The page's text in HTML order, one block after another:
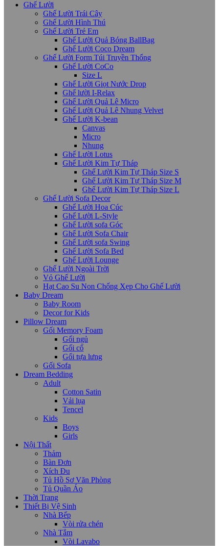
Ghế Lười
Ghế Lười Trái Cây
Ghế Lười Hình Thú
Ghế Lười Trẻ Em
Ghế Lười Quả Bóng BallBag
Ghế Lười Coco Dream
Ghế Lười Form Túi Truyền Thống
Ghế Lười CoCo
Size L
Ghế Lười Giọt Nước Drop
Ghế lười I-Relax
Ghế Lười Quả Lê Micro
Ghế Lười Quả Lê Nhung Velvet
Ghế Lười K-bean
Canvas
Micro
Nhung
Ghế Lười Lotus
Ghế Lười Kim Tự Tháp
Ghế Lười Kim Tự Tháp Size S
Ghế Lười Kim Tự Tháp Size M
Ghế Lười Kim Tự Tháp Size L
Ghế Lười Sofa Decor
Ghế Lười Hoa Cúc
Ghế Lười L-Style
Ghế Lười sofa Góc
Ghế Lười Sofa Chair
Ghế Lười sofa Swing
Ghế Lười Sofa Bed
Ghế Lười Lounge
Ghế Lười Ngoài Trời
Vỏ Ghế Lười
Hạt Cao Su Non Chống Xẹp Cho Ghế Lười
Baby Dream
Baby Room
Decor for Kids
Pillow Dream
Gối Memory Foam
Gối ngủ
Gối cổ
Gối tựa lưng
Gối Sofa
Dream Bedding
Adult
Cotton Satin
Vải lụa
Tencel
Kids
Boys
Girls
Nội Thất
Thảm
Bàn Đơn
Xích Đu
Tủ Hồ Sơ Văn Phòng
Tủ Quần Áo
Thời Trang
Thiết Bị Vệ Sinh
Nhà Bếp
Vòi rửa chén
Nhà Tắm
Vòi Lavabo